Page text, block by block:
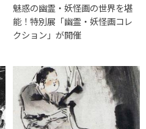
魅惑の幽霊・妖怪画の世界を堪
能！特別展「幽霊・妖怪画コレ
クション」が開催